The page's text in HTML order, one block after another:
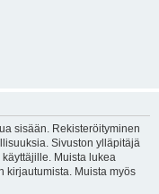
sisään. Rekisteröityminen
Sivuston ylläpitäjä
Muista lukea
kirjautumista. Muista myös